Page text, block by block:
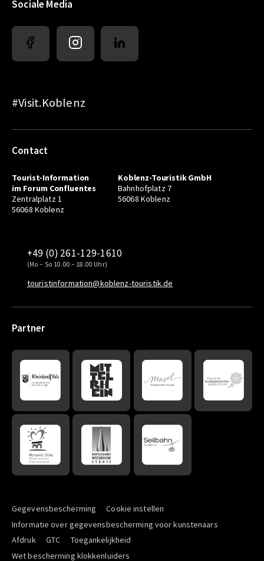
Sociale Media
#Visit.Koblenz
Contact
Tourist-Information
im Forum Confluentes
Zentralplatz 1
56068 Koblenz
Koblenz-Touristik GmbH
Bahnhofplatz 7
56068 Koblenz
+49 (0) 261-129-1610
(Mo – So 10.00 – 18.00 Uhr)
touristinformation@koblenz-touristik.de
Partner
Gegevensbescherming
Cookie instellen
Informatie over gegevensbescherming voor kunstenaars
Afdruk
GTC
Toegankelijkheid
Wet bescherming klokkenluiders